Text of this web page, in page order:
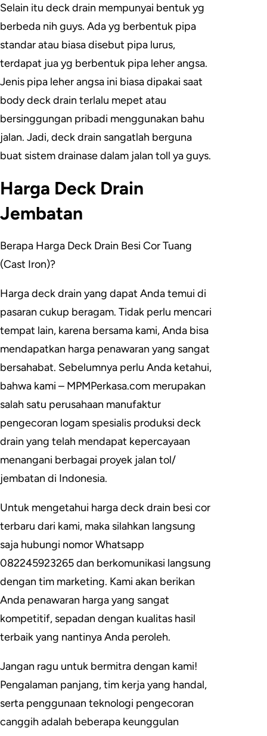
Selain itu deck drain mempunyai bentuk yg
berbeda nih guys. Ada yg berbentuk pipa
standar atau biasa disebut pipa lurus,
terdapat jua yg berbentuk pipa leher angsa.
Jenis pipa leher angsa ini biasa dipakai saat
body deck drain terlalu mepet atau
bersinggungan pribadi menggunakan bahu
jalan. Jadi, deck drain sangatlah berguna
buat sistem drainase dalam jalan toll ya guys.
Harga Deck Drain
Jembatan
Berapa Harga Deck Drain Besi Cor Tuang
(Cast Iron)?
Harga deck drain yang dapat Anda temui di
pasaran cukup beragam. Tidak perlu mencari
tempat lain, karena bersama kami, Anda bisa
mendapatkan harga penawaran yang sangat
bersahabat. Sebelumnya perlu Anda ketahui,
bahwa kami – MPMPerkasa.com merupakan
salah satu perusahaan manufaktur
pengecoran logam spesialis produksi deck
drain yang telah mendapat kepercayaan
menangani berbagai proyek jalan tol/
jembatan di Indonesia.
Untuk mengetahui harga deck drain besi cor
terbaru dari kami, maka silahkan langsung
saja hubungi nomor Whatsapp
082245923265 dan berkomunikasi langsung
dengan tim marketing. Kami akan berikan
Anda penawaran harga yang sangat
kompetitif, sepadan dengan kualitas hasil
terbaik yang nantinya Anda peroleh.
Jangan ragu untuk bermitra dengan kami!
Pengalaman panjang, tim kerja yang handal,
serta penggunaan teknologi pengecoran
canggih adalah beberapa keunggulan